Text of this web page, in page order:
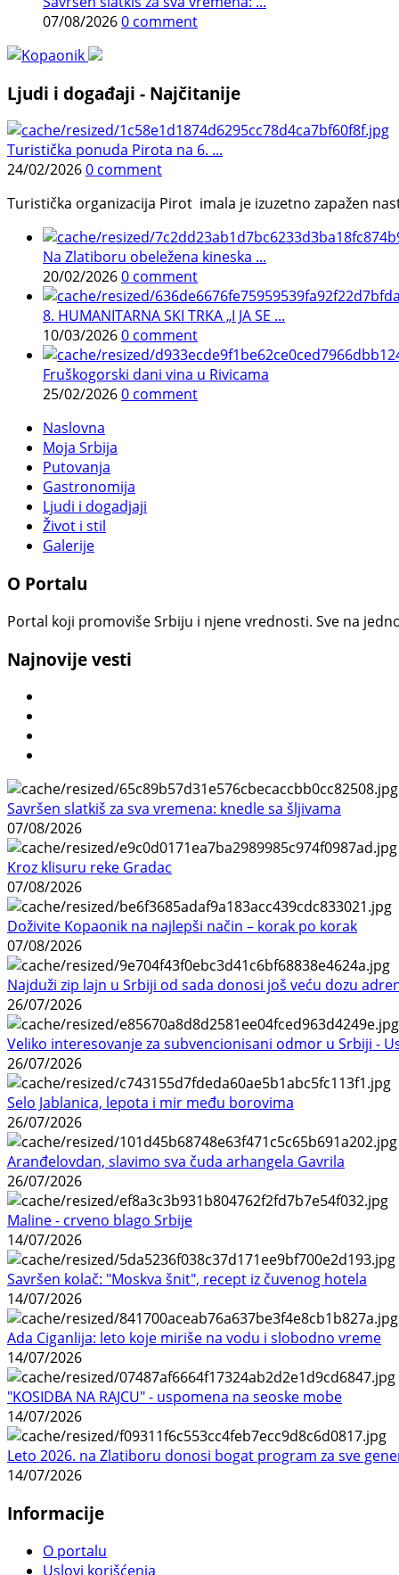
07/08/20260 comment
Ljudi i događaji - Najčitanije
Turistička ponuda Pirota na 6. ...
24/02/20260 comment
Turistička organizacija Pirot imala je izuzetno zapažen
Na Zlatiboru obeležena kineska ...
20/02/20260 comment
8. HUMANITARNA SKI TRKA „I JA SE ...
10/03/20260 comment
Fruškogorski dani vina u Rivicama
25/02/20260 comment
Naslovna
Moja Srbija
Putovanja
Gastronomija
Ljudi i dogadjaji
Život i stil
Galerije
O Portalu
Portal koji promoviše Srbiju i njene vrednosti. Sve na
Najnovije vesti
Savršen slatkiš za sva vremena: knedle sa šljivama
07/08/2026
Kroz klisuru reke Gradac
07/08/2026
Doživite Kopaonik na najlepši način – korak po korak
07/08/2026
Najduži zip lajn u Srbiji od sada donosi još veću dozu
26/07/2026
Veliko interesovanje za subvencionisani odmor u Srbiji -
26/07/2026
Selo Jablanica, lepota i mir među borovima
26/07/2026
Aranđelovdan, slavimo sva čuda arhangela Gavrila
26/07/2026
Maline - crveno blago Srbije
14/07/2026
Savršen kolač: "Moskva šnit", recept iz čuvenog hotela
14/07/2026
Ada Ciganlija: leto koje miriše na vodu i slobodno vreme
14/07/2026
"KOSIDBA NA RAJCU" - uspomena na seoske mobe
14/07/2026
Leto 2026. na Zlatiboru donosi bogat program za sve
14/07/2026
Informacije
O portalu
Uslovi korišćenja